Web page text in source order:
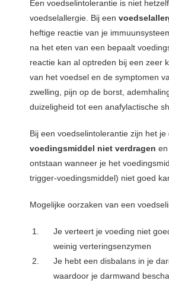
Een voedselintolerantie is niet
voedselallergie. Bij een
heftige reactie van je
na het eten van een bepaalt
reactie kan al optreden bij een zeer
van het voedsel en de symptomen
zwelling, pijn op de borst,
duizeligheid tot een anafylactische
Bij een voedselintolerantie zijn het je
voedingsmiddel niet verdragen
ontstaan wanneer je het
trigger-voedingsmiddel) niet goed
Mogelijke oorzaken van een
Je verteert je voeding niet
weinig verteringsenzymen
Je hebt een disbalans in je
waardoor je darmwand
te
Hierdoor
website-